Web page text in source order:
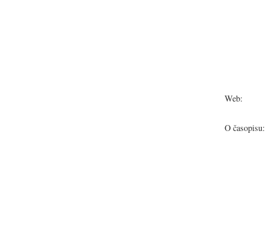
Web:
O časopisu: